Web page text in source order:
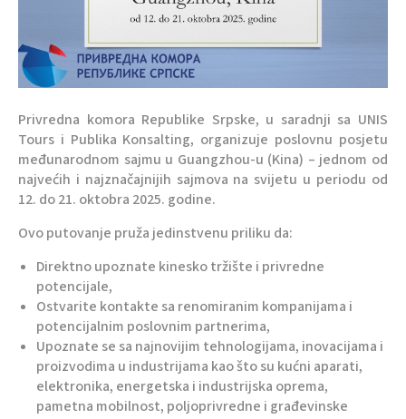
Privredna komora Republike Srpske, u saradnji sa UNIS
Tours i Publika Konsalting, organizuje poslovnu posjetu
međunarodnom sajmu u Guangzhou-u (Kina) – jednom od
najvećih i najznačajnijih sajmova na svijetu u periodu od
12. do 21. oktobra 2025. godine.
Ovo putovanje pruža jedinstvenu priliku da:
Direktno upoznate kinesko tržište i privredne
potencijale,
Ostvarite kontakte sa renomiranim kompanijama i
potencijalnim poslovnim partnerima,
Upoznate se sa najnovijim tehnologijama, inovacijama i
proizvodima u industrijama kao što su kućni aparati,
elektronika, energetska i industrijska oprema,
pametna mobilnost, poljoprivredne i građevinske